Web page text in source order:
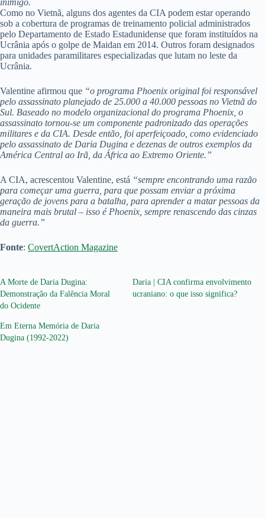
inimigo.
Como no Vietnã, alguns dos agentes da CIA podem estar operando
sob a cobertura de programas de treinamento policial administrados
pelo Departamento de Estado Estadunidense que foram instituídos na
Ucrânia após o golpe de Maidan em 2014. Outros foram designados
para unidades paramilitares especializadas que lutam no leste da
Ucrânia.
Valentine afirmou que “o programa Phoenix original foi responsável
pelo assassinato planejado de 25.000 a 40.000 pessoas no Vietnã do
Sul. Baseado no modelo organizacional do programa Phoenix, o
assassinato tornou-se um componente padronizado das operações
militares e da CIA. Desde então, foi aperfeiçoado, como evidenciado
pelo assassinato de Daria Dugina e dezenas de outros exemplos da
América Central ao Irã, da África ao Extremo Oriente.”
A CIA, acrescentou Valentine, está “sempre encontrando uma razão
para começar uma guerra, para que possam enviar a próxima
geração de jovens para a batalha, para aprender a matar pessoas da
maneira mais brutal – isso é Phoenix, sempre renascendo das cinzas
da guerra.”
Fonte: CovertAction Magazine
A Morte de Daria Dugina:
Demonstração da Falência Moral
do Ocidente
Daria | CIA confirma envolvimento
ucraniano: o que isso significa?
Em Eterna Memória de Daria
Dugina (1992-2022)